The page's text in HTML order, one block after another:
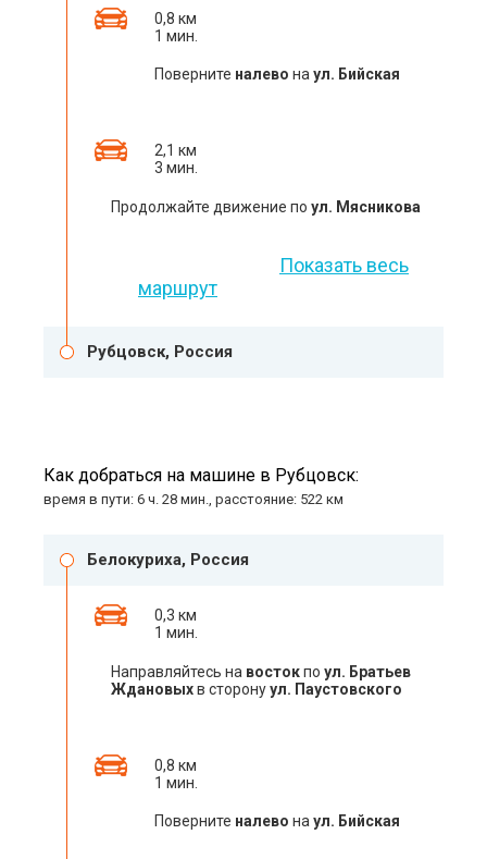
0,8 км
1 мин.
Поверните налево на ул. Бийская
2,1 км
3 мин.
Продолжайте движение по ул. Мясникова
Показать весь
маршрут
Рубцовск, Россия
Как добраться на машине в Рубцовск:
время в пути: 6 ч. 28 мин., расстояние: 522 км
Белокуриха, Россия
0,3 км
1 мин.
Направляйтесь на востокпо ул. Братьев
Ждановыхв сторонуул. Паустовского
0,8 км
1 мин.
Поверните налево на ул. Бийская